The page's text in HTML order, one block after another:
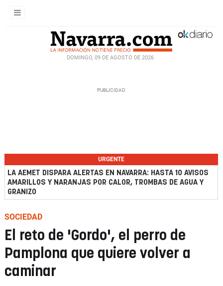
DOMINGO, 09 DE AGOSTO DE 2026
URGENTE
LA AEMET DISPARA ALERTAS EN NAVARRA: HASTA 10 AVISOS
AMARILLOS Y NARANJAS POR CALOR, TROMBAS DE AGUA Y
GRANIZO
SOCIEDAD
El reto de 'Gordo', el perro de
Pamplona que quiere volver a
caminar